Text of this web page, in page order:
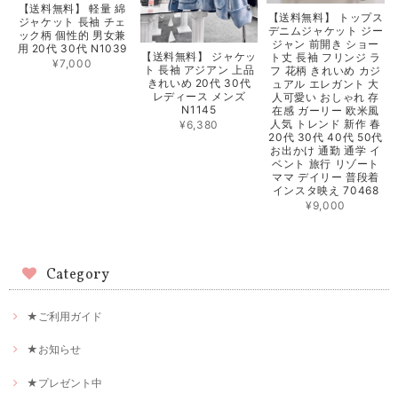
【送料無料】 軽量 綿
ジャケット 長袖 チェ
ック柄 個性的 男女兼
用 20代 30代 N1039
¥7,000
【送料無料】 ジャケッ
ト 長袖 アジアン 上品
きれいめ 20代 30代
レディース メンズ
N1145
¥6,380
【送料無料】 トップス
デニムジャケット ジー
ジャン 前開き ショー
ト丈 長袖 フリンジ ラ
フ 花柄 きれいめ カジ
ュアル エレガント 大
人可愛い おしゃれ 存
在感 ガーリー 欧米風
人気 トレンド 新作 春
20代 30代 40代 50代
お出かけ 通勤 通学 イ
ベント 旅行 リゾート
ママ デイリー 普段着
インスタ映え 70468
¥9,000
Category
★ご利用ガイド
★お知らせ
★プレゼント中